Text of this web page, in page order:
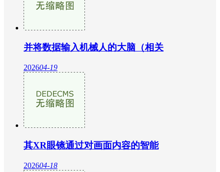
并将数据输入机械人的大脑（相关
202604-19
其XR眼镜通过对画面内容的智能
202604-18